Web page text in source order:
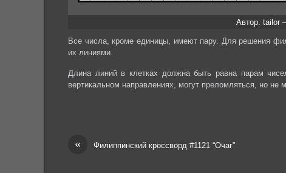
Автор: tailor
Все числа, кроме единицы, имеют пару. Для решения
их линиями.
Длина линий в клетках должна быть равна парам
вертикальном направлениях, могут преломляться, но не
« Филиппинский кроссворд #1121 “Очаг”